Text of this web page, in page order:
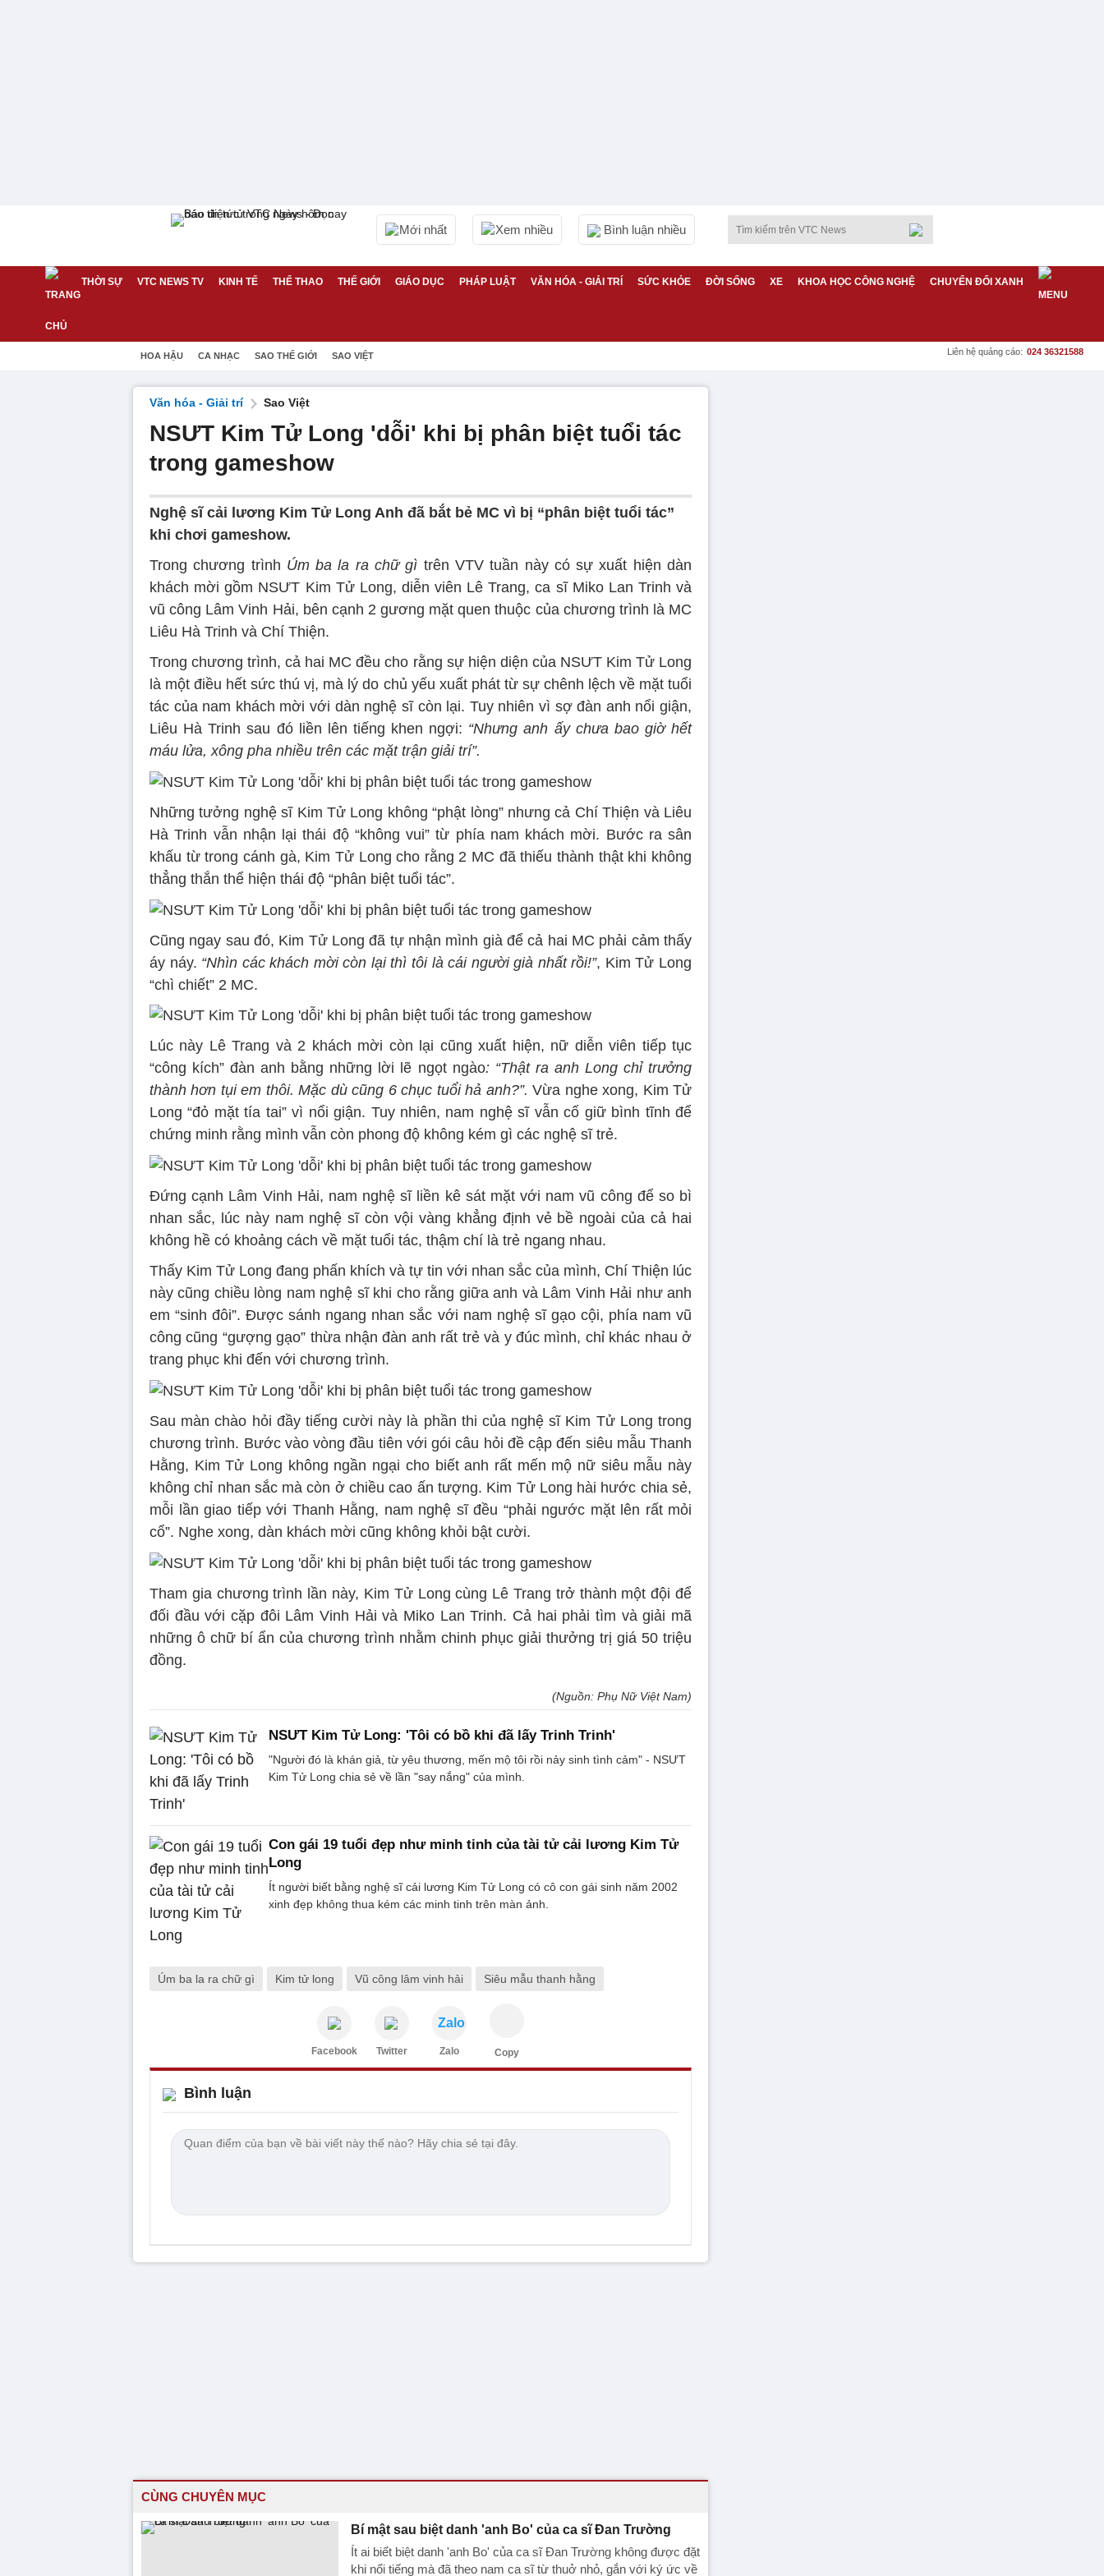
Mới nhất Xem nhiều Bình luận nhiều
THỜI SỰ VTC NEWS TV KINH TẾ THỂ THAO THẾ GIỚI GIÁO DỤC PHÁP LUẬT VĂN HÓA - GIẢI TRÍ SỨC KHỎE ĐỜI SỐNG XE KHOA HỌC CÔNG NGHỆ CHUYỂN ĐỔI XANH
HOA HẬU CA NHẠC SAO THẾ GIỚI SAO VIỆT Liên hệ quảng cáo: 024 36321588
Văn hóa - Giải trí Sao Việt
NSƯT Kim Tử Long 'dỗi' khi bị phân biệt tuổi tác
trong gameshow
Nghệ sĩ cải lương Kim Tử Long Anh đã bắt bẻ MC vì bị “phân biệt tuổi tác”
khi chơi gameshow.
Trong chương trình Úm ba la ra chữ gì trên VTV tuần này có sự xuất hiện dàn
khách mời gồm NSƯT Kim Tử Long, diễn viên Lê Trang, ca sĩ Miko Lan Trinh và
vũ công Lâm Vinh Hải, bên cạnh 2 gương mặt quen thuộc của chương trình là MC
Liêu Hà Trinh và Chí Thiện.
Trong chương trình, cả hai MC đều cho rằng sự hiện diện của NSƯT Kim Tử Long
là một điều hết sức thú vị, mà lý do chủ yếu xuất phát từ sự chênh lệch về mặt tuổi
tác của nam khách mời với dàn nghệ sĩ còn lại. Tuy nhiên vì sợ đàn anh nổi giận,
Liêu Hà Trinh sau đó liền lên tiếng khen ngợi: “Nhưng anh ấy chưa bao giờ hết
máu lửa, xông pha nhiều trên các mặt trận giải trí”.
Những tưởng nghệ sĩ Kim Tử Long không “phật lòng” nhưng cả Chí Thiện và Liêu
Hà Trinh vẫn nhận lại thái độ “không vui” từ phía nam khách mời. Bước ra sân
khấu từ trong cánh gà, Kim Tử Long cho rằng 2 MC đã thiếu thành thật khi không
thẳng thắn thể hiện thái độ “phân biệt tuổi tác”.
Cũng ngay sau đó, Kim Tử Long đã tự nhận mình già để cả hai MC phải cảm thấy
áy náy. “Nhìn các khách mời còn lại thì tôi là cái người già nhất rồi!”, Kim Tử Long
“chì chiết” 2 MC.
Lúc này Lê Trang và 2 khách mời còn lại cũng xuất hiện, nữ diễn viên tiếp tục
“công kích” đàn anh bằng những lời lẽ ngọt ngào: “Thật ra anh Long chỉ trưởng
thành hơn tụi em thôi. Mặc dù cũng 6 chục tuổi hả anh?”.Vừa nghe xong, Kim Tử
Long “đỏ mặt tía tai” vì nổi giận. Tuy nhiên, nam nghệ sĩ vẫn cố giữ bình tĩnh để
chứng minh rằng mình vẫn còn phong độ không kém gì các nghệ sĩ trẻ.
Đứng cạnh Lâm Vinh Hải, nam nghệ sĩ liền kê sát mặt với nam vũ công để so bì
nhan sắc, lúc này nam nghệ sĩ còn vội vàng khẳng định vẻ bề ngoài của cả hai
không hề có khoảng cách về mặt tuổi tác, thậm chí là trẻ ngang nhau.
Thấy Kim Tử Long đang phấn khích và tự tin với nhan sắc của mình, Chí Thiện lúc
này cũng chiều lòng nam nghệ sĩ khi cho rằng giữa anh và Lâm Vinh Hải như anh
em “sinh đôi”. Được sánh ngang nhan sắc với nam nghệ sĩ gạo cội, phía nam vũ
công cũng “gượng gạo” thừa nhận đàn anh rất trẻ và y đúc mình, chỉ khác nhau ở
trang phục khi đến với chương trình.
Sau màn chào hỏi đầy tiếng cười này là phần thi của nghệ sĩ Kim Tử Long trong
chương trình. Bước vào vòng đầu tiên với gói câu hỏi đề cập đến siêu mẫu Thanh
Hằng, Kim Tử Long không ngần ngại cho biết anh rất mến mộ nữ siêu mẫu này
không chỉ nhan sắc mà còn ở chiều cao ấn tượng. Kim Tử Long hài hước chia sẻ,
mỗi lần giao tiếp với Thanh Hằng, nam nghệ sĩ đều “phải ngước mặt lên rất mỏi
cổ”. Nghe xong, dàn khách mời cũng không khỏi bật cười.
Tham gia chương trình lần này, Kim Tử Long cùng Lê Trang trở thành một đội để
đối đầu với cặp đôi Lâm Vinh Hải và Miko Lan Trinh. Cả hai phải tìm và giải mã
những ô chữ bí ẩn của chương trình nhằm chinh phục giải thưởng trị giá 50 triệu
đồng.
(Nguồn: Phụ Nữ Việt Nam)
NSƯT Kim Tử Long: 'Tôi có bồ khi đã lấy Trinh Trinh'
"Người đó là khán giả, từ yêu thương, mến mộ tôi rồi nảy sinh tình cảm" - NSƯT
Kim Tử Long chia sẻ về lần "say nắng" của mình.
Con gái 19 tuổi đẹp như minh tinh của tài tử cải lương Kim Tử
Long
Ít người biết bằng nghệ sĩ cải lương Kim Tử Long có cô con gái sinh năm 2002
xinh đẹp không thua kém các minh tinh trên màn ảnh.
Úm ba la ra chữ gì Kim tử long Vũ công lâm vinh hải Siêu mẫu thanh hằng
Facebook Twitter
Zalo
Zalo Copy
Bình luận
CÙNG CHUYÊN MỤC
Bí mật sau biệt danh 'anh Bo' của ca sĩ Đan Trường
Ít ai biết biệt danh 'anh Bo' của ca sĩ Đan Trường không được đặt
khi nổi tiếng mà đã theo nam ca sĩ từ thuở nhỏ, gắn với ký ức về